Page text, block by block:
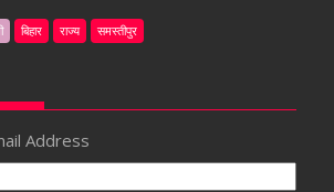
बिहार राज्य समस्तीपुर
Address